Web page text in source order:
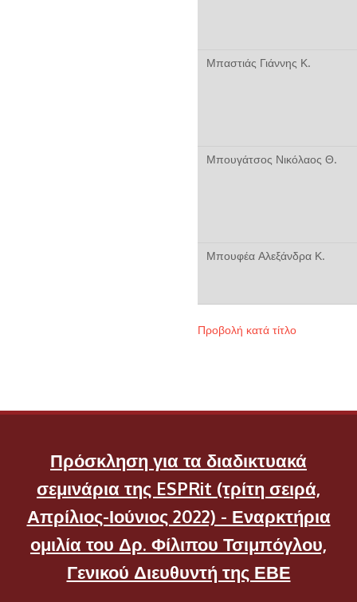
Μπαστιάς Γιάννης Κ.
Μπουγάτσος Νικόλαος Θ.
Μπουφέα Αλεξάνδρα Κ.
Προβολή κατά τίτλο
Πρόσκληση για τα διαδικτυακά
σεμινάρια της ESPRit (τρίτη σειρά,
Απρίλιος-Ιούνιος 2022) - Εναρκτήρια
ομιλία του Δρ. Φίλιπου Τσιμπόγλου,
Γενικού Διευθυντή της ΕΒΕ